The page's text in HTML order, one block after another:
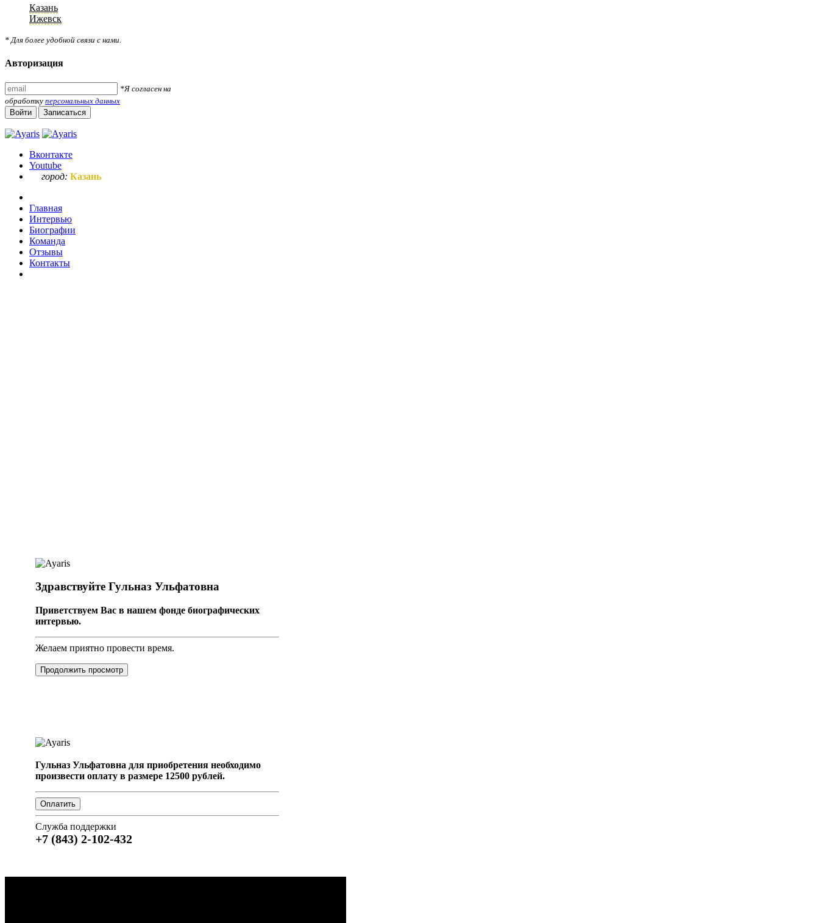
Казань
Ижевск
* Для более удобной связи с нами.
Авторизация
*Я согласен на
обработку персональных данных
Войти
Записаться
Вконтакте
Youtube
город: Казань
Главная
Интервью
Биографии
Команда
Отзывы
Контакты
Здравствуйте Гульназ Ульфатовна
Приветствуем Вас в нашем фонде биографических
интервью.
Желаем приятно провести время.
Продолжить просмотр
Гульназ Ульфатовна для приобретения необходимо
произвести оплату в размере 12500 рублей.
Служба поддержки
+7 (843) 2-102-432